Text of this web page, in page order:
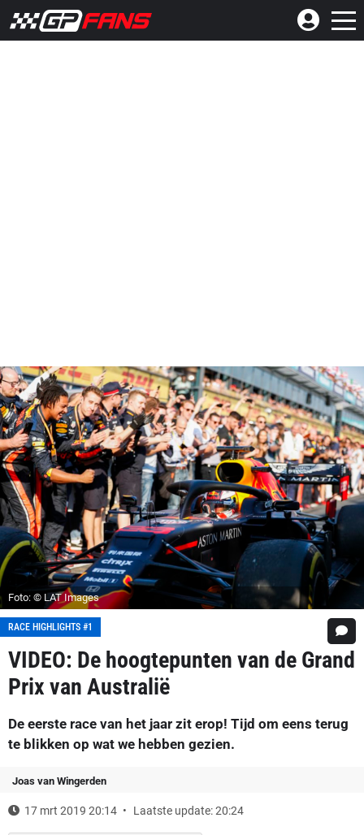
Foto: © LAT Images
RACE HIGHLIGHTS #1
VIDEO: De hoogtepunten van de Grand
Prix van Australië
De eerste race van het jaar zit erop! Tijd om eens terug
te blikken op wat we hebben gezien.
Joas van Wingerden
17 mrt 2019 20:14 Laatste update: 20:24